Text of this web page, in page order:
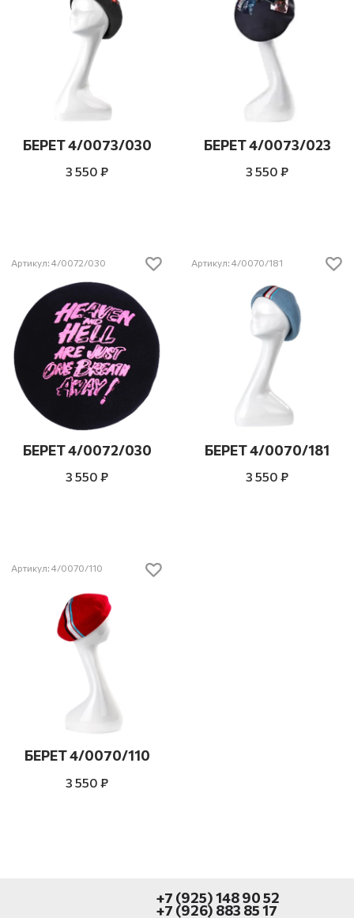
БЕРЕТ 4/0073/030
3 550 ₽
БЕРЕТ 4/0073/023
3 550 ₽
Артикул: 4/0072/030
БЕРЕТ 4/0072/030
3 550 ₽
Артикул: 4/0070/181
БЕРЕТ 4/0070/181
3 550 ₽
Артикул: 4/0070/110
БЕРЕТ 4/0070/110
3 550 ₽
+7 (925) 148 90 52
+7 (926) 883 85 17